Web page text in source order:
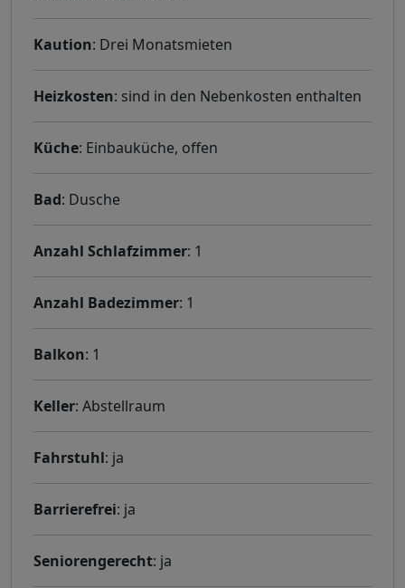
Kaution: Drei Monatsmieten
Heizkosten: sind in den Nebenkosten enthalten
Küche: Einbauküche, offen
Bad: Dusche
Anzahl Schlafzimmer: 1
Anzahl Badezimmer: 1
Balkon: 1
Keller: Abstellraum
Fahrstuhl: ja
Barrierefrei: ja
Seniorengerecht: ja